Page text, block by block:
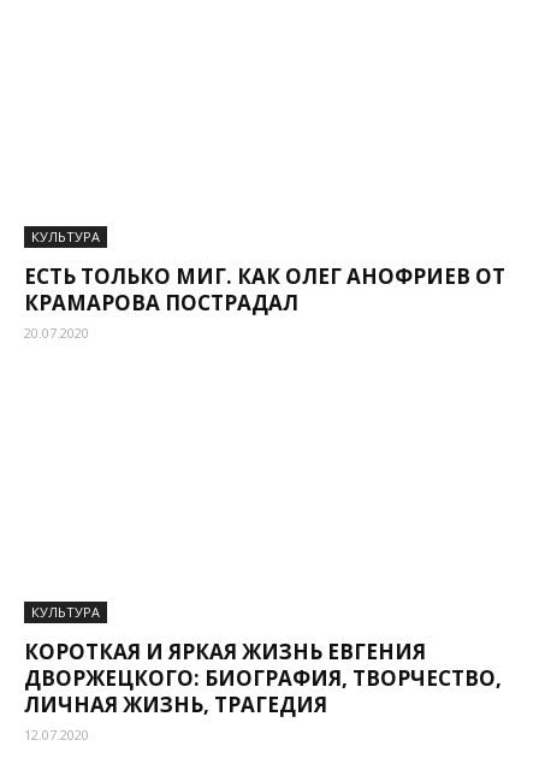
КУЛЬТУРА
ЕСТЬ ТОЛЬКО МИГ. КАК ОЛЕГ АНОФРИЕВ ОТ
КРАМАРОВА ПОСТРАДАЛ
20.07.2020
КУЛЬТУРА
КОРОТКАЯ И ЯРКАЯ ЖИЗНЬ ЕВГЕНИЯ
ДВОРЖЕЦКОГО: БИОГРАФИЯ, ТВОРЧЕСТВО,
ЛИЧНАЯ ЖИЗНЬ, ТРАГЕДИЯ
12.07.2020